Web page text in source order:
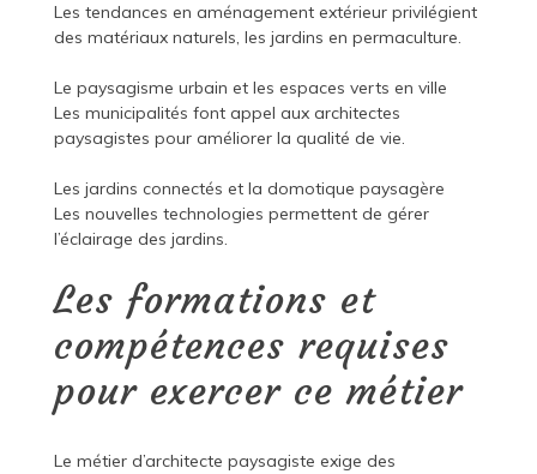
Les tendances en aménagement extérieur privilégient
des matériaux naturels, les jardins en permaculture.
Le paysagisme urbain et les espaces verts en ville
Les municipalités font appel aux architectes
paysagistes pour améliorer la qualité de vie.
Les jardins connectés et la domotique paysagère
Les nouvelles technologies permettent de gérer
l’éclairage des jardins.
Les formations et
compétences requises
pour exercer ce métier
Le métier d’architecte paysagiste exige des